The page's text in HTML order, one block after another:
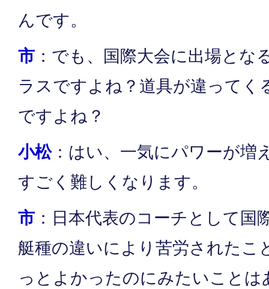
んです。
市 ：でも、国際大会に出場とな
ラスですよね？道具が違ってく
ですよね？
小松：はい、一気にパワーが増
すごく難しくなります。
市 ：日本代表のコーチとして国
艇種の違いにより苦労されたこ
っとよかったのにみたいことは